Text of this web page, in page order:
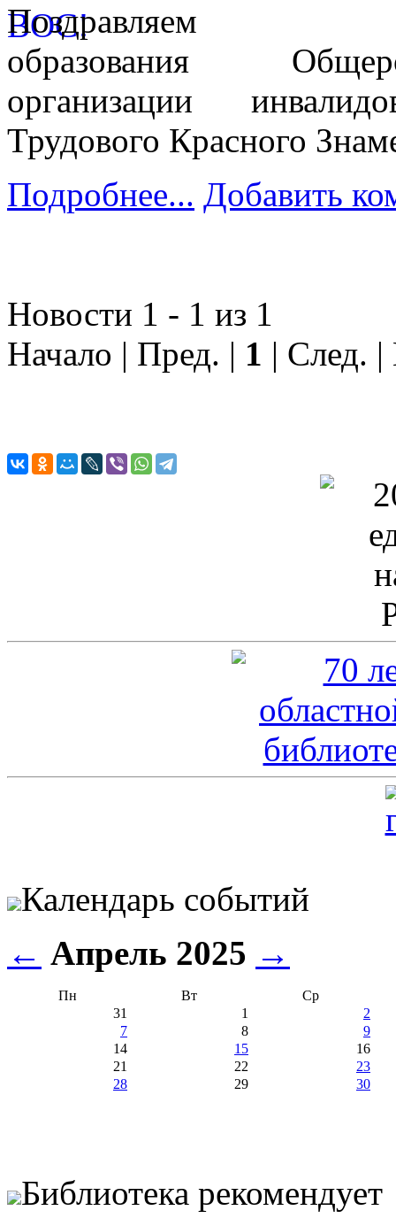
образования
организации
Трудового Красного
Подробнее... Добавить
Новости 1 - 1 из 1
Начало | Пред. | 1 | След.
Календарь событий
← Апрель 2025 →
Пн Вт
Ср
31
1
2
7
8
9
14
15
16
21
22
23
28
29 30
Библиотека рекомендует